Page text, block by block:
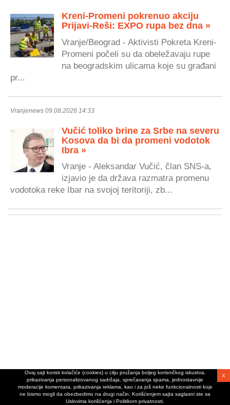
Kreni-Promeni pokrenuo akciju
Prijavi-Reši: EXPO rupa bez dna »
Vranje/Beograd - Aktivisti Pokreta Kreni-
Promeni počeli su da obeležavaju rupe
na beogradskim ulicama koje su građani
pr...
Vranjenews 09.08.2026 14:33
Vučić toliko brine za Srbe na severu
Kosova da bi da promeni vodotok
Ibra »
Vranje - Aleksandar Vučić, član SNS-a,
izjavio je da država razmatra promenu
vodotoka reke Ibar na svojoj teritoriji, zb...
Ovaj sajt koristi kolačiće (cookies) u cilju pružanja boljeg korisničkog iskustva,
prikazivanja personalizovanog sadržaja, sprečavanja spama, jednostavnije
moderacije komentara, prikazivanja reklama, kao i za još neke funkcionalnosti koje
ne bismo mogli da obezbedimo na drugi način. Korišćenjem sajta saglasni ste sa
Uslovima korišćenja i Politikom privatnosti.
X